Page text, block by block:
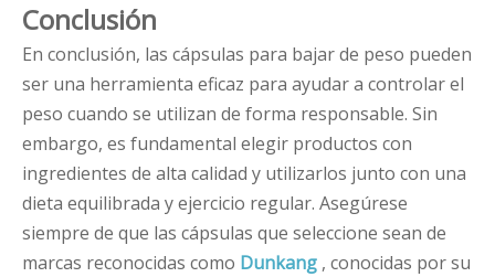
Conclusión
En conclusión, las cápsulas para bajar de peso pueden
ser una herramienta eficaz para ayudar a controlar el
peso cuando se utilizan de forma responsable. Sin
embargo, es fundamental elegir productos con
ingredientes de alta calidad y utilizarlos junto con una
dieta equilibrada y ejercicio regular. Asegúrese
siempre de que las cápsulas que seleccione sean de
marcas reconocidas como Dunkang , conocidas por su